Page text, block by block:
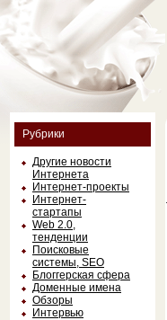
Рубрики
Другие новости
Интернета
Интернет-проекты
Интернет-
стартапы
Web 2.0,
тенденции
Поисковые
системы, SEO
Блоггерская сфера
Доменные имена
Обзоры
Интервью